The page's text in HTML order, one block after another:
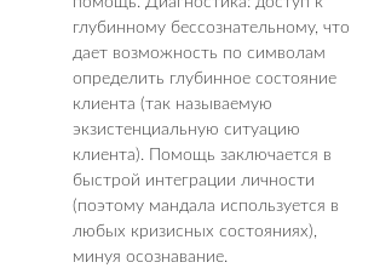
глубинному бессознательному, что
дает возможность по символам
определить глубинное состояние
клиента (так называемую
экзистенциальную ситуацию
клиента). Помощь заключается в
быстрой интеграции личности
(поэтому мандала используется в
любых кризисных состояниях),
минуя осознавание.